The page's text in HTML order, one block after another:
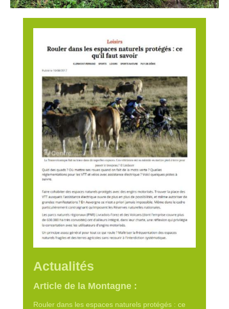
Actualités
Article de la Montagne :
Rouler dans les espaces naturels protégés : ce